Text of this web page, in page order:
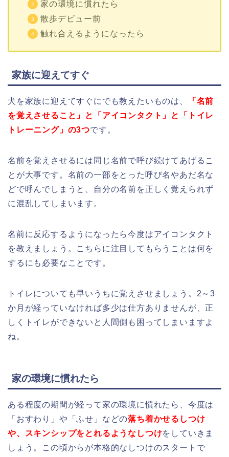
家の環境に慣れたら
散歩デビュー前
触れ合えるようになったら
家族に迎えてすぐ
犬を家族に迎えてすぐにでも教えたいものは、
「名前
を覚えさせること」と「アイコンタクト」と「トイレ
トレーニング」の3つです。
名前を覚えさせるには同じ名前で呼び続けてあげるこ
とが大事です。名前の一部をとった呼び名やあだ名な
どで呼んでしまうと、自分の名前を正しく覚えられず
に混乱してしまいます。
名前に反応するようになったら今度はアイコンタクト
を教えましょう。こちらに注目してもらうことは何を
するにも必要なことです。
トイレについても早いうちに覚えさせましょう。2～3
か月が経っていなければ多少は仕方ありませんが、正
しくトイレができないと人間側も困ってしまいますよ
ね。
家の環境に慣れたら
ある程度の期間が経って家の環境に慣れたら、今度は
「おすわり」や「ふせ」などの落ち着かせるしつけ
や、スキンシップをとれるようなしつけをしていきま
しょう。この頃からが本格的なしつけのスタートで